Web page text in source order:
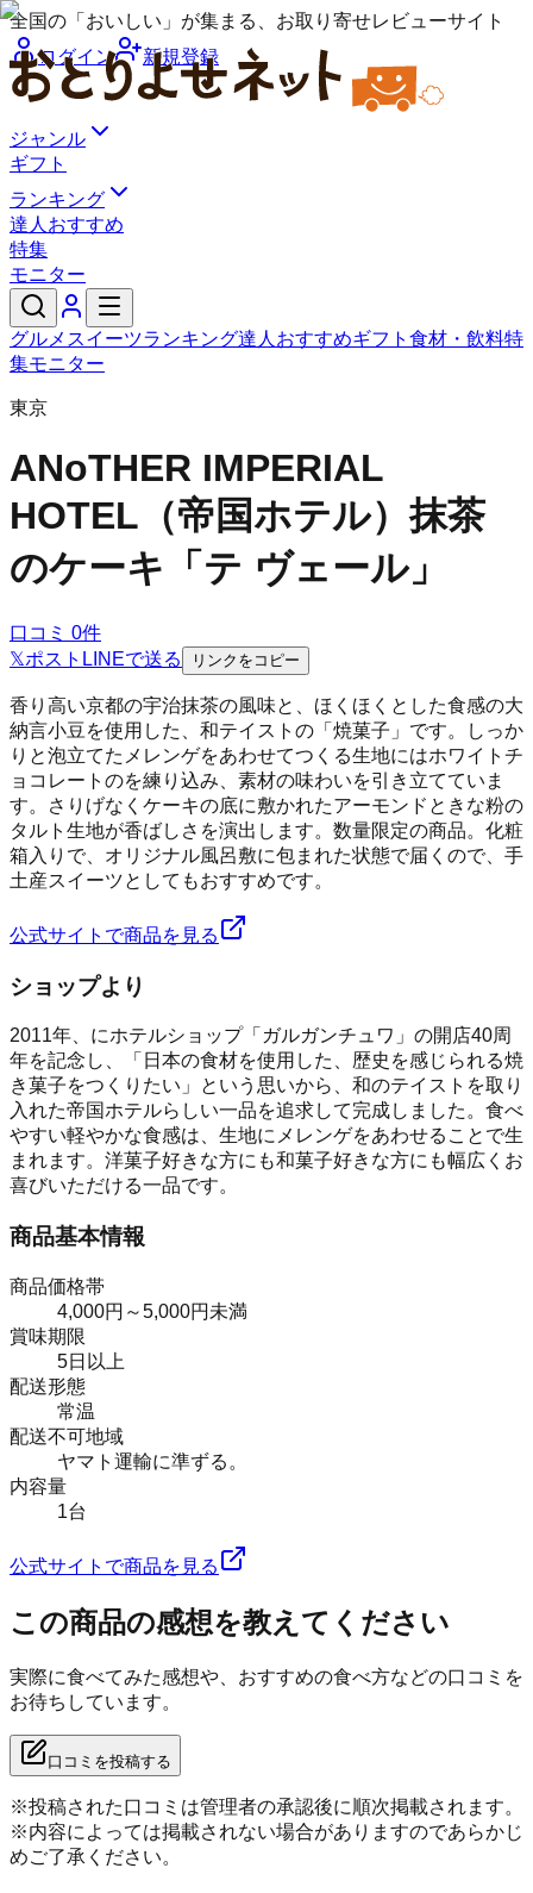
全国の「おいしい」が集まる、お取り寄せレビューサイト
ログイン
新規登録
ジャンル
ギフト
ランキング
達人おすすめ
特集
モニター
グルメ スイーツランキング達人おすすめギフト 食材・飲料特
集モニター
東京
ANoTHER IMPERIAL
HOTEL（帝国ホテル）抹茶
のケーキ「テ ヴェール」
口コミ 0件
𝕏ポスト LINEで送る リンクをコピー
香り高い京都の宇治抹茶の風味と、ほくほくとした食感の大
納言小豆を使用した、和テイストの「焼菓子」です。しっか
りと泡立てたメレンゲをあわせてつくる生地にはホワイトチ
ョコレートのを練り込み、素材の味わいを引き立てていま
す。さりげなくケーキの底に敷かれたアーモンドときな粉の
タルト生地が香ばしさを演出します。数量限定の商品。化粧
箱入りで、オリジナル風呂敷に包まれた状態で届くので、手
土産スイーツとしてもおすすめです。
公式サイトで商品を見る
ショップより
2011年、にホテルショップ「ガルガンチュワ」の開店40周
年を記念し、「日本の食材を使用した、歴史を感じられる焼
き菓子をつくりたい」という思いから、和のテイストを取り
入れた帝国ホテルらしい一品を追求して完成しました。食べ
やすい軽やかな食感は、生地にメレンゲをあわせることで生
まれます。洋菓子好きな方にも和菓子好きな方にも幅広くお
喜びいただける一品です。
商品基本情報
商品価格帯
4,000円～5,000円未満
賞味期限
5日以上
配送形態
常温
配送不可地域
ヤマト運輸に準ずる。
内容量
1台
公式サイトで商品を見る
この商品の感想を教えてください
実際に食べてみた感想や、おすすめの食べ方などの口コミを
お待ちしています。
口コミを投稿する
※投稿された口コミは管理者の承認後に順次掲載されます。
※内容によっては掲載されない場合がありますのであらかじ
めご了承ください。